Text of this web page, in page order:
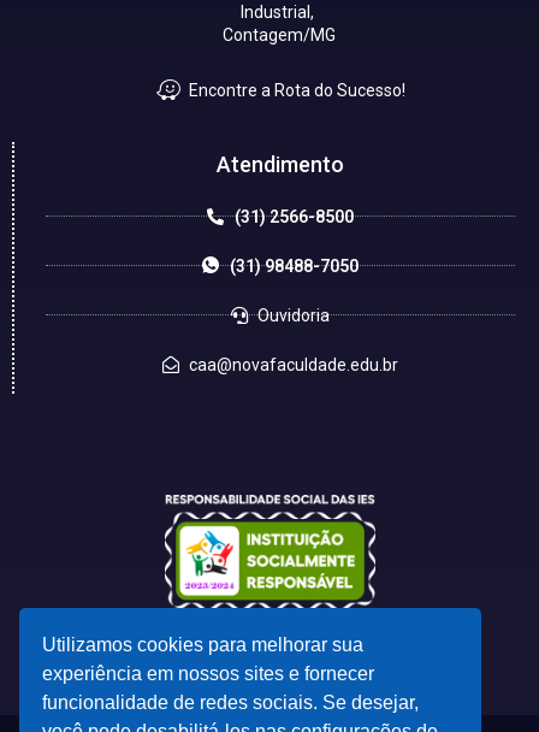
Industrial,
Contagem/MG
Encontre a Rota do Sucesso!
Atendimento
(31) 2566-8500
(31) 98488-7050
Ouvidoria
caa@novafaculdade.edu.br
Utilizamos cookies para melhorar sua
experiência em nossos sites e fornecer
funcionalidade de redes sociais. Se desejar,